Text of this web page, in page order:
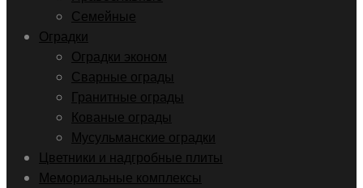
Семейные
Оградки
Оградки эконом
Сварные ограды
Гранитные ограды
Кованые ограды
Мусульманские оградки
Цветники и надгробные плиты
Мемориальные комплексы